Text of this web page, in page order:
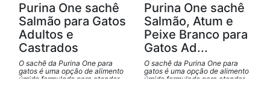
Purina One sachê
Salmão para Gatos
Adultos e
Castrados
O sachê da Purina One para
gatos é uma opção de alimento
úmido formulado para atender
Purina One sachê
Salmão, Atum e
Peixe Branco para
Gatos Ad...
O sachê da Purina One para
gatos é uma opção de alimento
úmido formulado para atender